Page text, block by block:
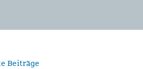
Beiträge